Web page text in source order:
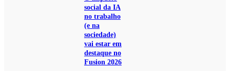
social da IA
no trabalho
(e na
sociedade)
vai estar em
destaque no
Fusion 2026